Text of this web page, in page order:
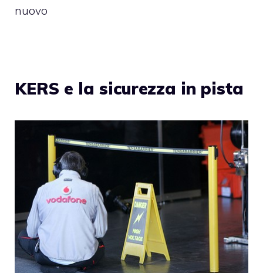
nuovo
KERS e la sicurezza in pista